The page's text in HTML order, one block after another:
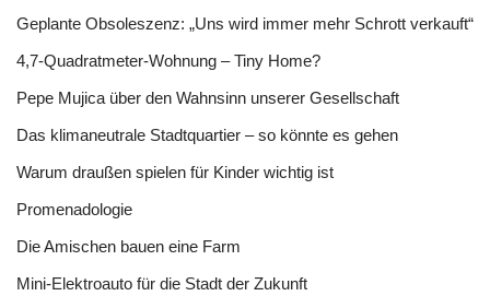
Geplante Obsoleszenz: „Uns wird immer mehr Schrott verkauft“
4,7-Quadratmeter-Wohnung – Tiny Home?
Pepe Mujica über den Wahnsinn unserer Gesellschaft
Das klimaneutrale Stadtquartier – so könnte es gehen
Warum draußen spielen für Kinder wichtig ist
Promenadologie
Die Amischen bauen eine Farm
Mini-Elektroauto für die Stadt der Zukunft